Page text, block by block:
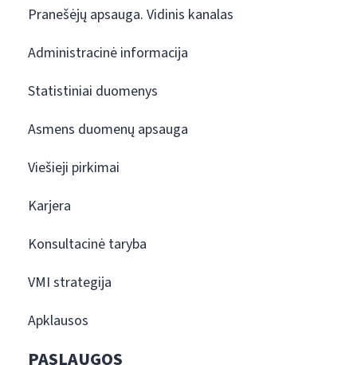
Pranešėjų apsauga. Vidinis kanalas
Administracinė informacija
Statistiniai duomenys
Asmens duomenų apsauga
Viešieji pirkimai
Karjera
Konsultacinė taryba
VMI strategija
Apklausos
PASLAUGOS